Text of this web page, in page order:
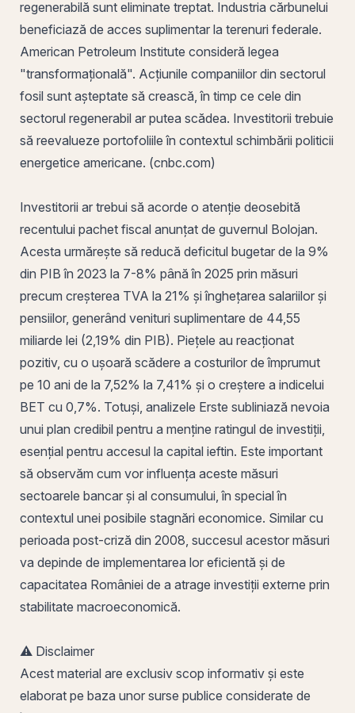
regenerabilă sunt eliminate treptat. Industria cărbunelui
beneficiază de acces suplimentar la terenuri federale.
American Petroleum Institute consideră legea
"transformațională". Acțiunile companiilor din sectorul
fosil sunt așteptate să crească, în timp ce cele din
sectorul regenerabil ar putea scădea. Investitorii trebuie
să reevalueze portofoliile în contextul schimbării politicii
energetice americane. (cnbc.com)
Investitorii ar trebui să acorde o atenție deosebită
recentului pachet fiscal anunțat de guvernul Bolojan.
Acesta urmărește să reducă deficitul bugetar de la 9%
din PIB în 2023 la 7-8% până în 2025 prin măsuri
precum creșterea TVA la 21% și înghețarea salariilor și
pensiilor, generând venituri suplimentare de 44,55
miliarde lei (2,19% din PIB). Piețele au reacționat
pozitiv, cu o ușoară scădere a costurilor de împrumut
pe 10 ani de la 7,52% la 7,41% și o creștere a indicelui
BET cu 0,7%. Totuși, analizele Erste subliniază nevoia
unui plan credibil pentru a menține ratingul de investiții,
esențial pentru accesul la capital ieftin. Este important
să observăm cum vor influența aceste măsuri
sectoarele bancar și al consumului, în special în
contextul unei posibile stagnări economice. Similar cu
perioada post-criză din 2008, succesul acestor măsuri
va depinde de implementarea lor eficientă și de
capacitatea României de a atrage investiții externe prin
stabilitate macroeconomică.
⚠️ Disclaimer
Acest material are exclusiv scop informativ și este
elaborat pe baza unor surse publice considerate de